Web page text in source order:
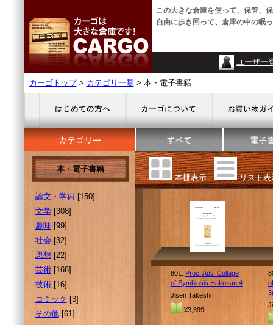
この大きな倉庫を使って、保管、
自由に歩き回って、倉庫の中の眠
ユーザー
カーゴトップ> カテゴリ一覧 > 本・電子書籍
本・電子書籍
論文・学術[150]
文学[308]
趣味[99]
社会[32]
思想 [22]
芸術[168]
技術[16]
コミック [3]
その他[61]
本棚表示 リスト表
801.
Proc. Adv. Collage
of Symbiosis Hakusan 4
Jisen Takeshi
¥3,399